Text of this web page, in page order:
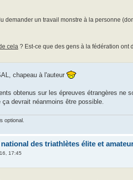
demander un travail monstre à la personne
cela ? Est-ce que des gens à la fédération ont
chapeau à l'auteur
obtenus sur les épreuves étrangères ne
devrait néanmoins être possible.
optional.
des triathlètes élite et
17:45